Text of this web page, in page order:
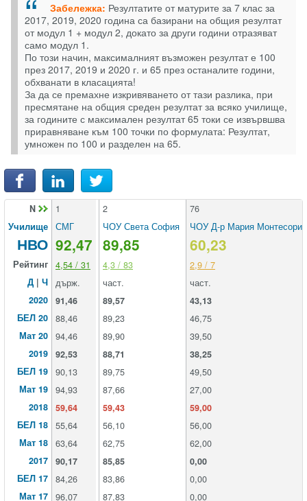
Забележка: Резултатите от матурите за 7 клас за
2017, 2019, 2020 година са базирани на общия резултат
от модул 1 + модул 2, докато за други години отразяват
само модул 1.
По този начин, максималният възможен резултат е 100
през 2017, 2019 и 2020 г. и 65 през останалите години,
обхванати в класацията!
За да се премахне изкривяването от тази разлика, при
пресмятане на общия среден резултат за всяко училище,
за годините с максимален резултат 65 токи се извървшва
приравняване към 100 точки по формулата: Резултат,
умножен по 100 и разделен на 65.
N
Училище
НВО
Рейтинг
Д | Ч
2020
БЕЛ 20
Мат 20
2019
БЕЛ 19
Мат 19
2018
БЕЛ 18
Мат 18
2017
БЕЛ 17
Мат 17
1
СМГ
92,47
4,54 / 31
държ.
91,46
88,46
94,46
92,53
90,13
94,93
59,64
55,64
63,64
90,17
84,26
96,07
2
ЧОУ Света София
89,85
4,3 / 83
част.
89,57
89,23
89,90
88,71
89,75
87,66
59,43
56,10
62,75
85,85
83,86
87,83
76
ЧОУ Д-р Мария Монтесори
60,23
2,9 / 7
част.
43,13
46,75
39,50
38,25
49,50
27,00
59,00
56,00
62,00
0,00
0,00
0,00